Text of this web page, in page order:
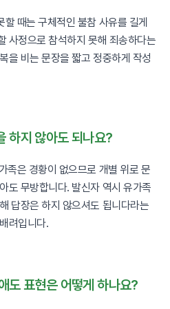
할 때는 구체적인 불참 사유를 길게
사정으로 참석하지 못해 죄송하다는
을 비는 문장을 짧고 정중하게 작성
하지 않아도 되나요?
족은 경황이 없으므로 개별 위로 문
도 무방합니다. 발신자 역시 유가족
답장은 하지 않으셔도 됩니다라는
려입니다.
도 표현은 어떻게 하나요?